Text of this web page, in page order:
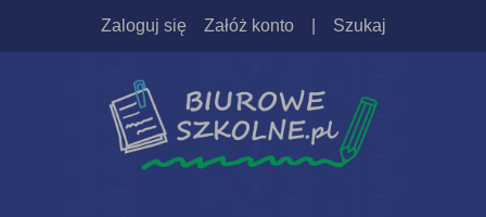
Zaloguj się Załóż konto Szukaj